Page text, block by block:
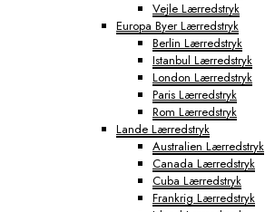
Vejle Lærredstryk
Europa Byer Lærredstryk
Berlin Lærredstryk
Istanbul Lærredstryk
London Lærredstryk
Paris Lærredstryk
Rom Lærredstryk
Lande Lærredstryk
Australien Lærredstryk
Canada Lærredstryk
Cuba Lærredstryk
Frankrig Lærredstryk